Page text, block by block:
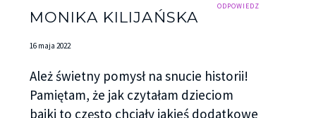
ODPOWIEDZ
MONIKA KILIJAŃSKA
16 maja 2022
Ależ świetny pomysł na snucie historii!
Pamiętam, że jak czytałam dzieciom
bajki to często chciały jakieś dodatkowe